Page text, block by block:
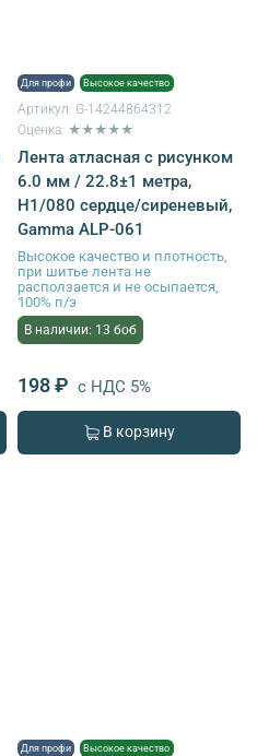
Для профи Высокое качество
Артикул: G-14244864312
Оценка: ★★★★★
Лента атласная с рисунком
6.0 мм / 22.8±1 метра,
H1/080 сердце/сиреневый,
Gamma ALP-061
Высокое качество и плотность,
при шитье лента не
расползается и не осыпается,
100% п/э
В наличии: 13 боб
198 ₽ с НДС 5%
В корзину
Для профи Высокое качество